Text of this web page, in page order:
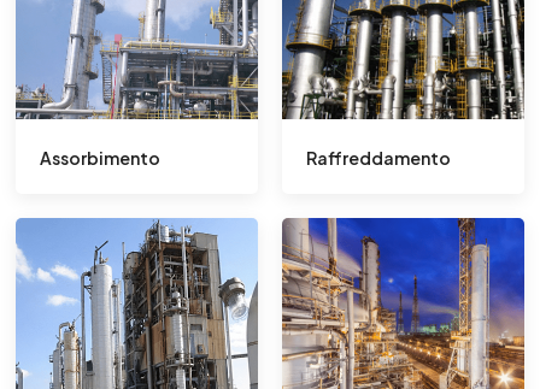
Assorbimento Raffreddamento